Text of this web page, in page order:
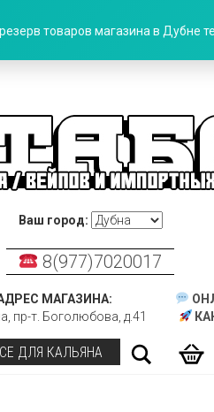
товаров магазина в Дубне
Ваш город:
8(977)7020017
МАГАЗИНА:
пр-т. Боголюбова, д.41
ДЛЯ КАЛЬЯНА Поиск